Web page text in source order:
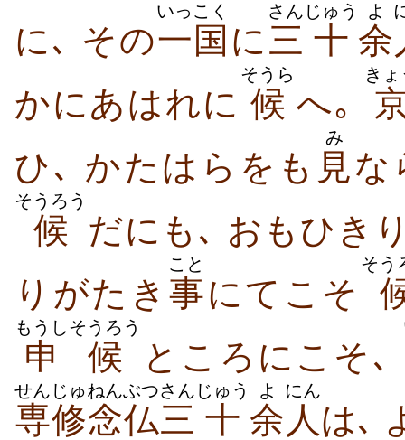
に､ その一国
いっこく
に 三
さん
十
じゅう
余
よ
かにあはれに 候
そうら
へ｡
きょ
ひ､ かたはらをも 見
み
な
候
そうろう
だにも､ おもひき
りがたき 事
こと
にてこそ
そう
申
もうし
候
そうろう
ところにこそ､
専修
せんじゅ
念仏
ねんぶつ
三
さん
十
じゅう
余
よ
人
にん
は､